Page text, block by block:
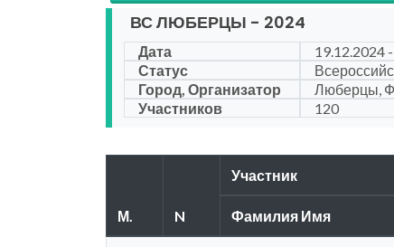
ВС ЛЮБЕРЦЫ - 2024
Дата
19.12.2024
Статус
Город, Организатор
Люберцы,
Участников
120
М. N
Участник
Фамилия Имя